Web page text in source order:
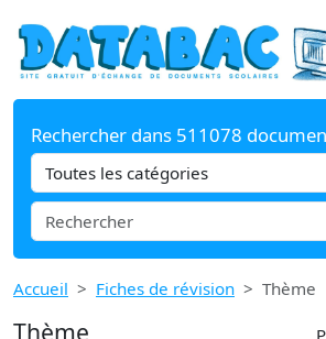
Rechercher dans 511078
Accueil Fiches de révision Thème
Thème